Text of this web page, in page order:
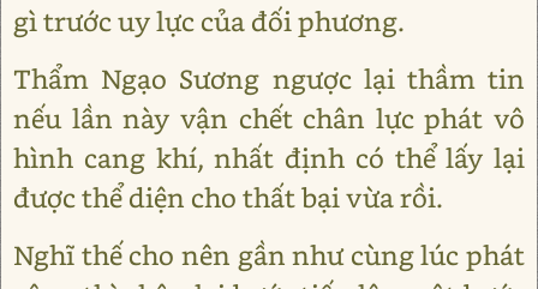
gì trước uy lực của đối phương.
Thẩm Ngạo Sương ngược lại thầm tin
nếu lần này vận chết chân lực phát vô
hình cang khí, nhất định có thể lấy lại
được thể diện cho thất bại vừa rồi.
Nghĩ thế cho nên gần như cùng lúc phát